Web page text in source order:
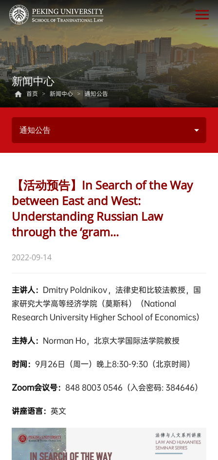
新闻中心
首页 > 新闻中心 > 通知公告
通知公告
【活动预告】In Search of the Way
between East and West:
Understanding Russian Law
through the ‘gram...
2022-09-14
主讲人： Dmitry Poldnikov，法律史和比较法教授，国
家研究大学高等经济学院（莫斯科）（National
Research University Higher School of Economics）
主持人： Norman Ho，北京大学国际法学院教授
时间： 9月26日（周一）晚上8:30-9:30（北京时间）
Zoom会议号： 848 8003 0546（入会密码: 384646）
讲座语言：英文